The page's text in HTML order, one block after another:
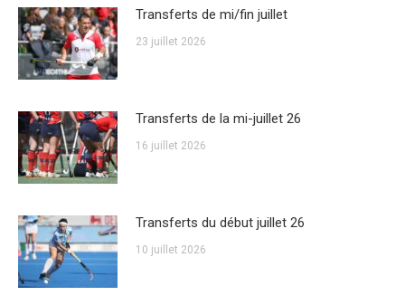
Transferts de mi/fin juillet
23 juillet 2026
Transferts de la mi-juillet 26
16 juillet 2026
Transferts du début juillet 26
10 juillet 2026